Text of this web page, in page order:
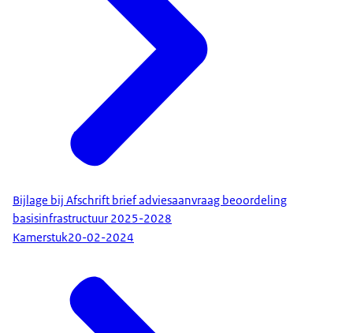
Bijlage bij Afschrift brief adviesaanvraag beoordeling
basisinfrastructuur 2025-2028
Kamerstuk20-02-2024